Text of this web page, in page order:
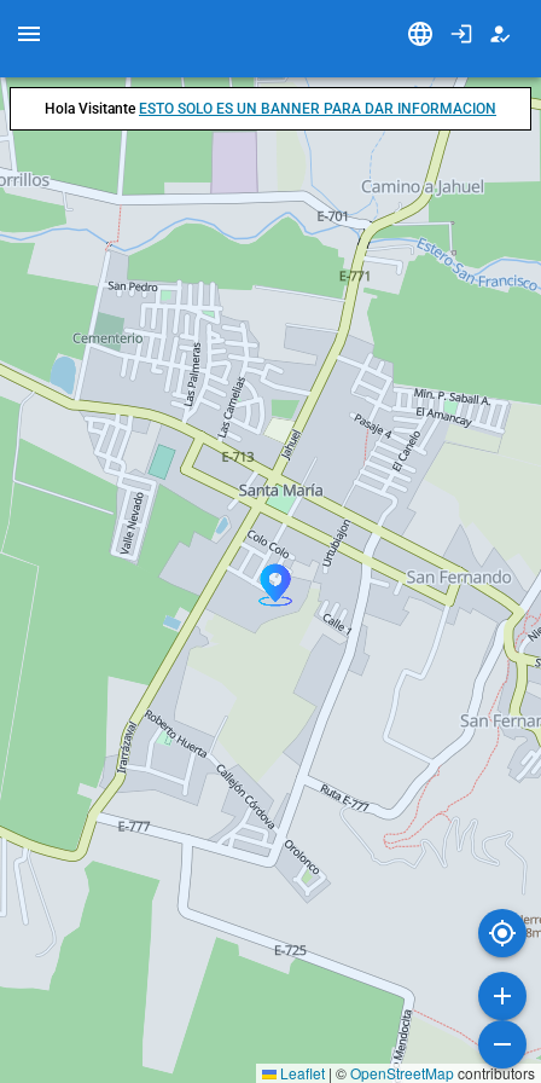
Leaflet | ©OpenStreetMapcontributors
Hola Visitante ESTO SOLO ES UN BANNER PARA DAR INFORMACION